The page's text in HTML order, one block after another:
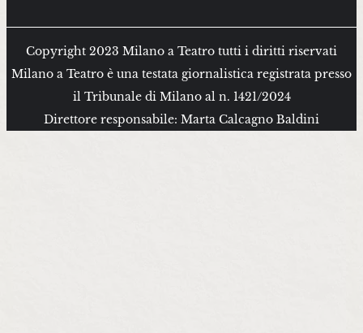
Copyright 2023 Milano a Teatro tutti i diritti riservati
Milano a Teatro è una testata giornalistica registrata presso
il Tribunale di Milano al n. 1421/2024
Direttore responsabile: Marta Calcagno Baldini